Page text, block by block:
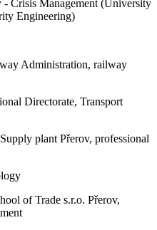
- Crisis Management (University
Engineering)
Administration, railway
Directorate, Transport
plant Přerov, professional
of Trade s.r.o. Přerov,